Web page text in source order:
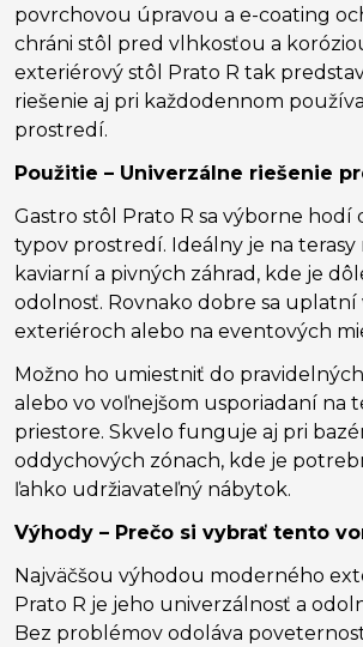
povrchovou úpravou a e-coating
chráni stôl pred vlhkosťou a
exteriérový stôl Prato R tak
riešenie aj pri každodennom
prostredí.
Použitie – Univerzálne riešenie
Gastro stôl Prato R sa výborne hodí
typov prostredí. Ideálny je na terasy
kaviarní a pivných záhrad, kde je
odolnosť. Rovnako dobre sa
exteriéroch alebo na eventových
Možno ho umiestniť do
alebo vo voľnejšom usporiadaní na
priestore. Skvelo funguje aj pri
oddychových zónach, kde je
ľahko udržiavateľný nábytok.
Výhody – Prečo si vybrať tento
Najväčšou výhodou moderného
Prato R je jeho univerzálnosť a
Bez problémov odoláva